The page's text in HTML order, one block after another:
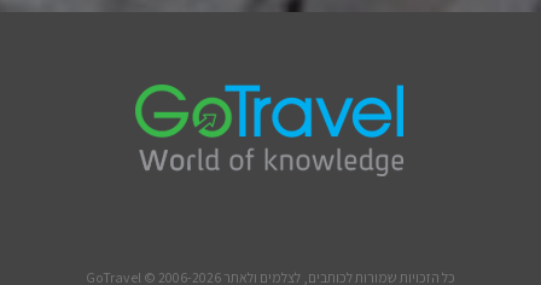
כל הזכויות שמורות לכותבים, לצלמים ולאתר GoTravel © 2006-2026